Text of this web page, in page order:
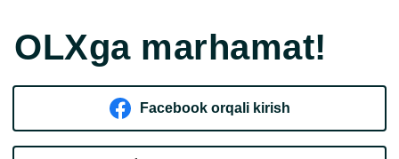
OLXga marhamat!
Facebook orqali kirish​